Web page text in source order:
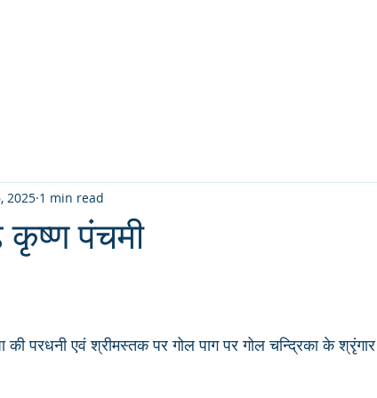
पंचमी
2025 1 min read
परधनी एवं श्रीमस्तक पर गोल पाग पर गोल चन्द्रिका के श्रृंगार